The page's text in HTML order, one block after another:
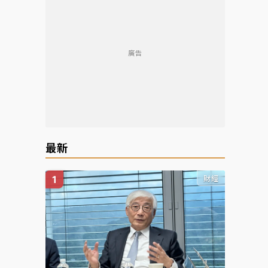
廣告
最新
財經